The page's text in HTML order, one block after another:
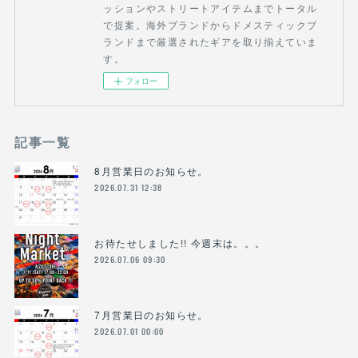
ッションやストリートアイテムまでトータル
で提案。海外ブランドからドメスティックブ
ランドまで厳選されたギアを取り揃えていま
す。
フォロー
記事一覧
8月営業日のお知らせ。
2026.07.31 12:38
お待たせしました!! 今週末は。。。
2026.07.06 09:30
7月営業日のお知らせ。
2026.07.01 00:00